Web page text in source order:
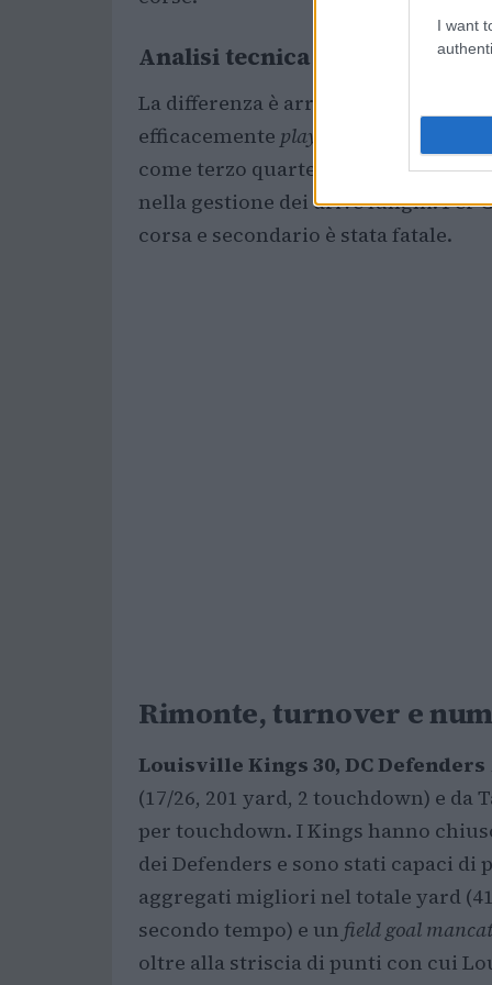
I want
Analisi tecnica
La differenza è arrivata dalla
efficacemente play di corsa play di
come terzo quarterback titolare,
nella gestione dei drive lunghi. Per
corsa e secondario è stata fatale.
Rimonte, turnover e
Louisville Kings 30, DC Defenders
(17/26, 201 yard, 2 touchdown) e
per touchdown. I Kings hanno
dei Defenders e sono stati capaci di
aggregati migliori nel totale yard
secondo tempo) e un field goal
oltre alla striscia di punti con cui